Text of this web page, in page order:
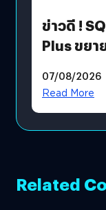
ข่าวดี !
Plus ขยา
โดยตรง
07/08/2026
Read More
Related